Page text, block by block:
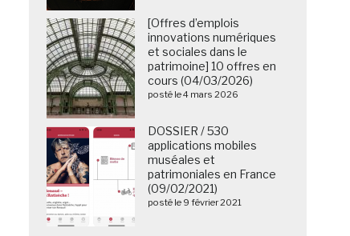
[Offres d’emplois
innovations numériques
et sociales dans le
patrimoine] 10 offres en
cours (04/03/2026)
posté le 4 mars 2026
DOSSIER / 530
applications mobiles
muséales et
patrimoniales en France
(09/02/2021)
posté le 9 février 2021